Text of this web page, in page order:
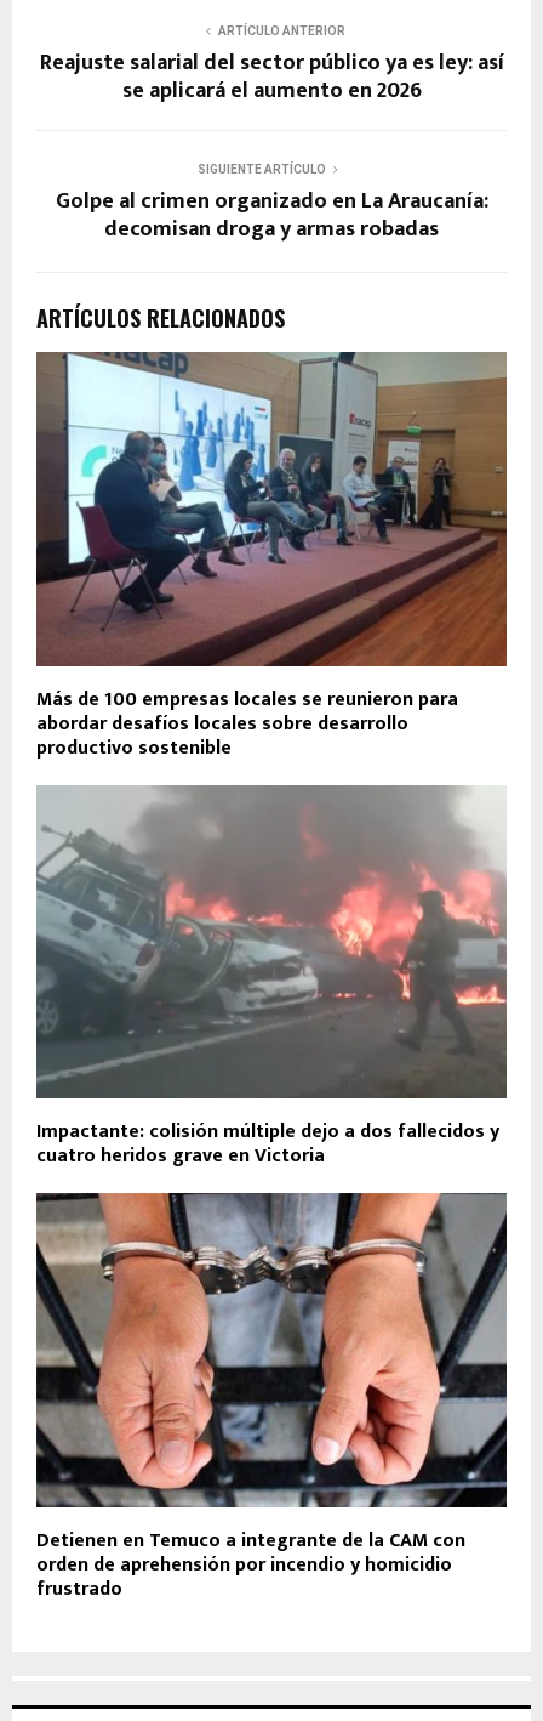
ARTÍCULO ANTERIOR
Reajuste salarial del sector público ya es ley: así
se aplicará el aumento en 2026
SIGUIENTE ARTÍCULO
Golpe al crimen organizado en La Araucanía:
decomisan droga y armas robadas
ARTÍCULOS RELACIONADOS
Más de 100 empresas locales se reunieron para
abordar desafíos locales sobre desarrollo
productivo sostenible
Impactante: colisión múltiple dejo a dos fallecidos y
cuatro heridos grave en Victoria
Detienen en Temuco a integrante de la CAM con
orden de aprehensión por incendio y homicidio
frustrado